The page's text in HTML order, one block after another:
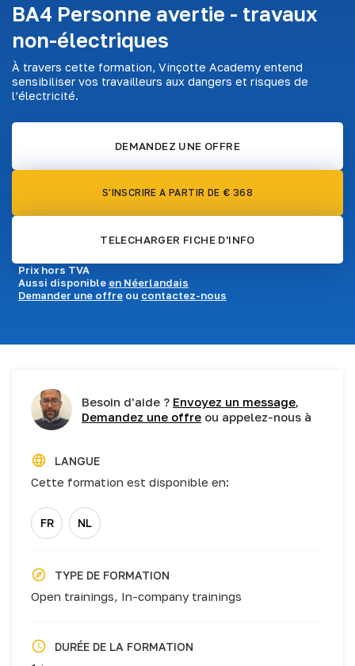
BA4 Personne avertie - travaux
non-électriques
À travers cette formation, Vinçotte Academy entend
sensibiliser vos travailleurs aux dangers et risques de
l’électricité.
DEMANDEZ UNE OFFRE
S'INSCRIRE A PARTIR DE € 368
TELECHARGER FICHE D'INFO
Prix hors TVA
Aussi disponible en Néerlandais
Demander une offre ou contactez-nous
Besoin d'aide ? Envoyez un message,
Demandez une offre ou appelez-nous à
LANGUE
Cette formation est disponible en:
FR NL
TYPE DE FORMATION
Open trainings, In-company trainings
DURÉE DE LA FORMATION